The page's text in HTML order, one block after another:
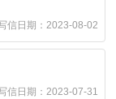
信日期：2023-08-02
信日期：2023-07-31